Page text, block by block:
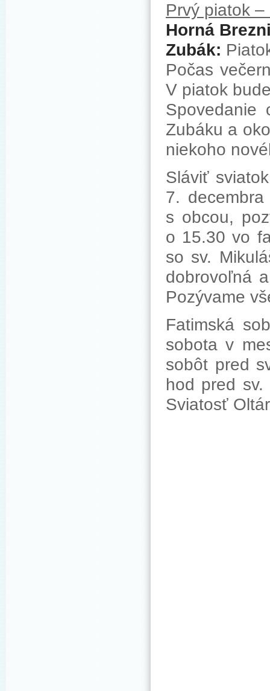
Prvý piatok
Horná
Zubák:
Počas
V piatok
Zubáku a
niekoho
Sláviť
7.
s obcou,
o 15.30 vo
so sv.
dobrovoľná
Pozývame
Fatimská
sobota v
sobôt pred
hod pred
Sviatosť